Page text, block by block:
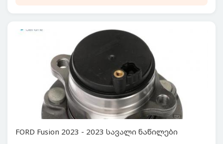
FORD Fusion 2023 - 2023 სავალი ნაწილები